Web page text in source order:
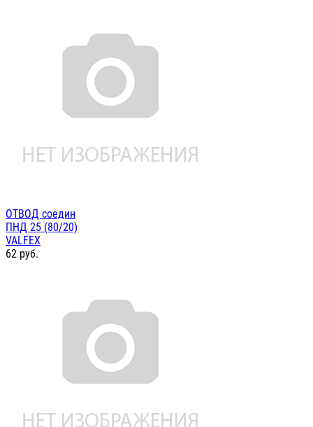
ОТВОД соедин
ПНД 25 (80/20)
VALFEX
62 руб.